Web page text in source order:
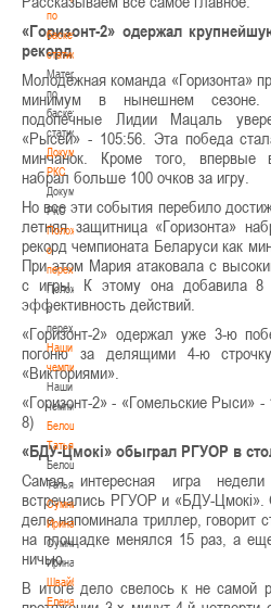
по
баскетбольной
статистике
Материалы
по
баскетбольной
статистике
Документы
РКС
Документы
РКС
Положение
о
переходах
Положение
о
переходах
Наши
чемпионы
Наши
чемпионы
Белошапко
Татьяна
Белошапко
Татьяна
Сумникова
Ирина
Сумникова
Ирина
Швайбович
Елена
«Горизонт-2» одержал
рекорд
Молодежная команда «Горизонта»
минимум в нынешнем
подопечные Лидии Мацаль
«Рысей» - 105:56. Эта победа
минчанок. Кроме того, впервые
набрал больше 100 очков за игру.
Но все эти события перебило
летняя защитница «Горизонта»
рекорд чемпионата Беларуси как
При этом Мария атаковала с
с игры. К этому она добавила 8
эффективность действий.
«Горизонт-2» одержал уже 3-ю
погоню за делящими 4-ю
«Викториями».
«Горизонт-2» - «Гомельские Рыси»
8)
«БДУ-Цмокi» обыграл РГУОР в
Самая интересная игра
встречались РГУОР и «БДУ-Цмокi».
деле напоминала триллер, говорит
на площадке менялся 15 раз, а
ничью.
В итоге дело свелось к не самой